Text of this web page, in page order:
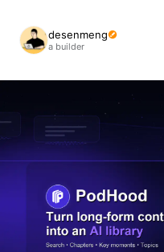
desenmeng
a builder